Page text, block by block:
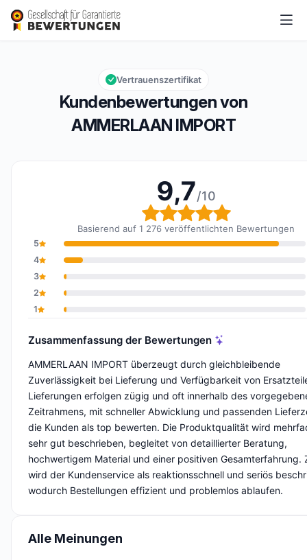
AMMERLAAN IMPORT
Gesamtbewertung: 9,7 von 10
9,7/10
Kundenbewertungen von
AMMERLAAN IMPORT
Vertrauenszertifikat
9,7/10
Gesamtbewertung:
Basierend auf 1 276 veröffentlichten Bewertungen
5
4
3
2
1
Zusammenfassung der Bewertungen
AMMERLAAN IMPORT überzeugt durch gleichbleibende
Zuverlässigkeit bei Lieferung und Verfügbarkeit von
Lieferungen erfolgen zügig und oft innerhalb des
Zeitrahmens, mit schneller Abwicklung und passenden
die Kunden als top bewerten. Die Produktqualität wird
sehr gut beschrieben, begleitet von detaillierter Beratung,
hochwertigem Material und einer positiven Gesamterfahrung.
wird der Kundenservice als reaktionsschnell und seriös
wodurch Bestellungen effizient und problemlos ablaufen.
Alle Meinungen